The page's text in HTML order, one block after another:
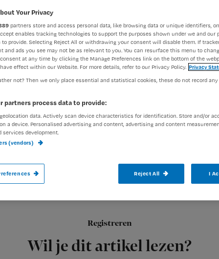
Blog
huis, hoog
Auteur:
Registreren
Wil je dit artikel lezen?
Een verpleegkundige moet veel kunnen,
Your Privacy
partners store and access personal data, like browsing data or unique identifiers,
enables tracking technologies to support the purposes shown under we and our
to provide. Selecting Reject All or withdrawing your consent will disable them. If
and ads you see may not be as relevant to you. You can resurface this menu to
at any time by clicking the Manage Preferences link on the bottom of the
effect within our Website. For more details, refer to our Privacy Policy. Privacy
not? Then we only place essential and statistical cookies, these do not record
partners process data to provide:
data. Actively scan device characteristics for identification. Store and/or
a device. Personalised advertising and content, advertising and content
services development.
(vendors)
Reject All I